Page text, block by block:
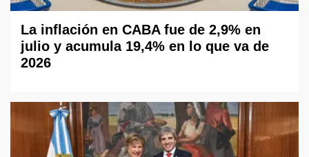
La inflación en CABA fue de 2,9% en
julio y acumula 19,4% en lo que va de
2026